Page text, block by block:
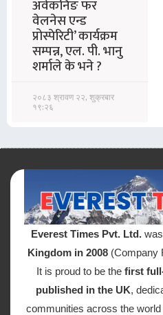
अवेकनिङ फर
वेलनेस एन्ड
प्रोस्पेरिटी’ कार्यक्रम
सम्पन्न, एल. पी. भानु
शर्माले के भने ?
२०८३ श्रावण २२, शुक्रबार
१९:२६
Everest Times Pvt. Ltd.
Kingdom in 2008 (Company
It is proud to be the first
published in the UK,
communities across the